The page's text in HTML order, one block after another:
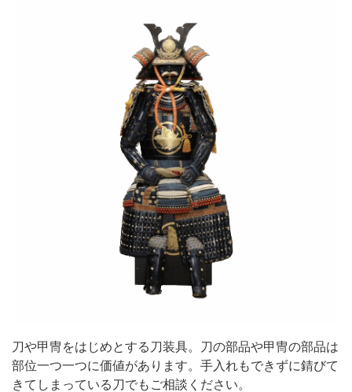
刀や甲冑をはじめとする刀装具。刀の部品や甲冑の部品は
部位一つ一つに価値があります。手入れもできずに錆びて
きてしまっている刀でもご相談ください。